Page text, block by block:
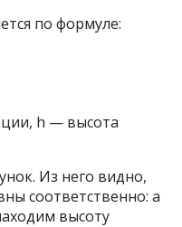
по формуле:
h — высота
Из него видно,
соответственно: a
высоту